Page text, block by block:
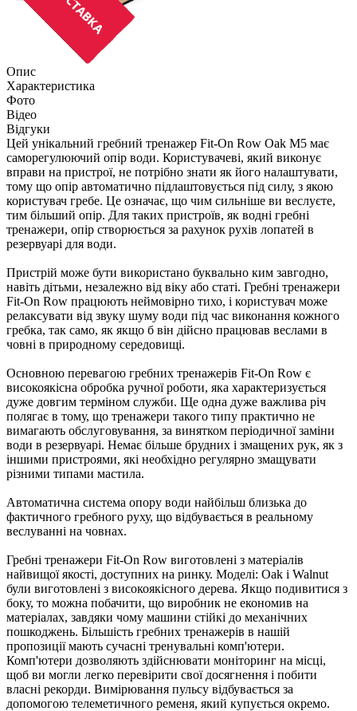
Опис
Характеристика
Фото
Відео
Відгуки
Цей унікальний гребний тренажер Fit-On Row Oak M5 має
саморегулюючий опір води. Користувачеві, який виконує
вправи на пристрої, не потрібно знати як його налаштувати,
тому що опір автоматично підлаштовується під силу, з якою
користувач гребе. Це означає, що чим сильніше ви веслуєте,
тим більший опір. Для таких пристроїв, як водні гребні
тренажери, опір створюється за рахунок рухів лопатей в
резервуарі для води.
Пристрій може бути використано буквально ким завгодно,
навіть дітьми, незалежно від віку або статі. Гребні тренажери
Fit-On Row працюють неймовірно тихо, і користувач може
релаксувати від звуку шуму води під час виконання кожного
гребка, так само, як якщо б він дійсно працював веслами в
човні в природному середовищі.
Основною перевагою гребних тренажерів Fit-On Row є
високоякісна обробка ручної роботи, яка характеризується
дуже довгим терміном служби. Ще одна дуже важлива річ
полягає в тому, що тренажери такого типу практично не
вимагають обслуговування, за винятком періодичної заміни
води в резервуарі. Немає більше брудних і змащених рук, як з
іншими пристроями, які необхідно регулярно змащувати
різними типами мастила.
Автоматична система опору води найбільш близька до
фактичного гребного руху, що відбувається в реальному
веслуванні на човнах.
Гребні тренажери Fit-On Row виготовлені з матеріалів
найвищої якості, доступних на ринку. Моделі: Oak і Walnut
були виготовлені з високоякісного дерева. Якщо подивитися з
боку, то можна побачити, що виробник не економив на
матеріалах, завдяки чому машини стійкі до механічних
пошкоджень. Більшість гребних тренажерів в нашій
пропозиції мають сучасні тренувальні комп'ютери.
Комп'ютери дозволяють здійснювати моніторинг на місці,
щоб ви могли легко перевірити свої досягнення і побити
власні рекорди. Вимірювання пульсу відбувається за
допомогою телеметичного ременя, який купується окремо.